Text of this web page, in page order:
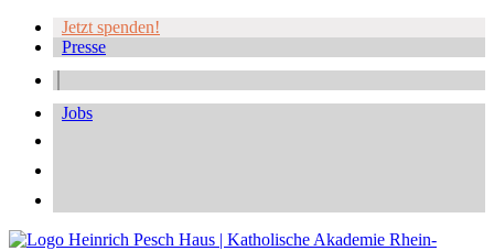
Jetzt spenden!
Presse
Jobs